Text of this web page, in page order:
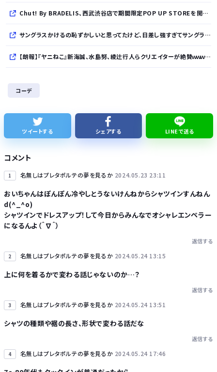
Chut! By BRADELIS、西武渋谷店で期間限定POP UP STOREを開催！全商品展開＆新作10%OFFの特別な6日間
サングラスかけるの恥ずかしいと思ってたけど、日差し強すぎてサングラスかけ始めたわ
【朗報】『ヤニねこ』新海誠、水島努、綾辻行人らクリエイターが絶賛ｗｗｗｗｗｗｗｗｗ
シカ「ヒマワリ全部喰った」 郡山布引風の高原まつり中止
Powered by livedoor 相互RSS
コーデ
ツイートする シェアする LINEで送る
コメント
1 名無しはプレタポルテの夢を見るか 2024.05.23 23:11
おいちゃんはぽんぽん冷やしとうないけんねからシャツインすんねん
d(^_^o)
シャツインでドレスアップ！して今日からみんなでオシャレエンペラー
になるんよ（＾∇＾）
返信する
2 名無しはプレタポルテの夢を見るか 2024.05.24 13:15
上に何を着るかで変わる話じゃないのか…？
返信する
3 名無しはプレタポルテの夢を見るか 2024.05.24 13:51
シャツの種類や裾の長さ、形状で変わる話だな
返信する
4 名無しはプレタポルテの夢を見るか 2024.05.24 17:46